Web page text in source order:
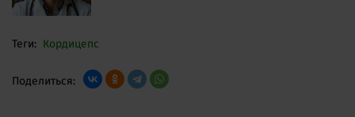
Теги: Кордицепс
Поделиться: